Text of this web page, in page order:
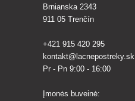
Brnianska 2343
911 05 Trenčín
+421 915 420 295
kontakt@lacnepostreky.sk
Pr - Pn 9:00 - 16:00
Įmonės buveinė: